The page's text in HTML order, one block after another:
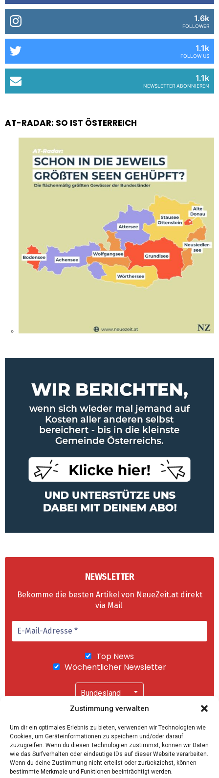
Zustimmung verwalten
Um dir ein optimales Erlebnis zu bieten, verwenden wir Technologien wie
Cookies, um Geräteinformationen zu speichern und/oder darauf
zuzugreifen. Wenn du diesen Technologien zustimmst, können wir Daten
wie das Surfverhalten oder eindeutige IDs auf dieser Website verarbeiten.
Wenn du deine Zustimmung nicht erteilst oder zurückziehst, können
bestimmte Merkmale und Funktionen beeinträchtigt werden.
1.6k
FOLLOWER
1.1k
FOLLOW US
1.1k
NEWSLETTER ABONNIEREN
AT-RADAR: SO IST ÖSTERREICH
NEWSLETTER
Bekomme die besten Artikel von NeueZeit.at direkt
via Mail.
Top News
Wöchentlicher Newsletter
"Abonnieren" akzeptierst Du unsere
Datenschutzerklärung.